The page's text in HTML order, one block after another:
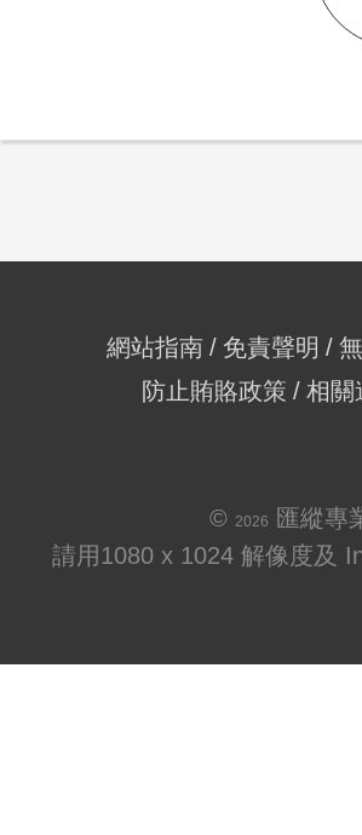
網站指南 免責聲明
防止賄賂政策
相關
© 2026
匯縱專
請用1080 x 1024 解像度及